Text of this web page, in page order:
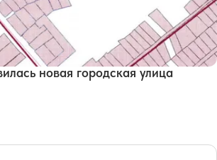
новая городская улица